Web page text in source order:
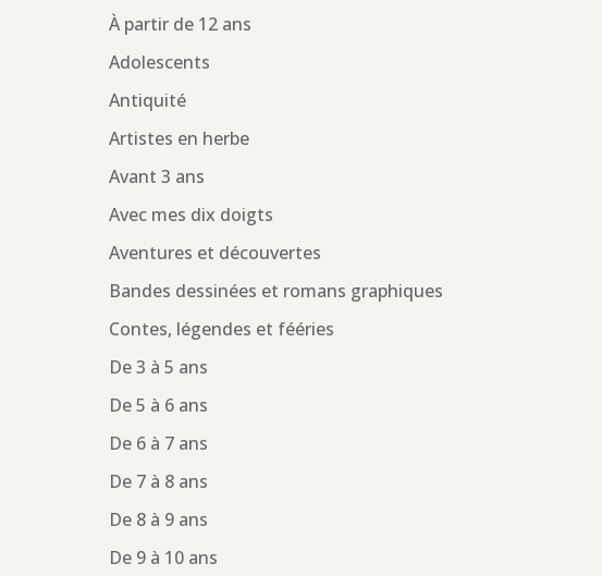
À partir de 12 ans
Adolescents
Antiquité
Artistes en herbe
Avant 3 ans
Avec mes dix doigts
Aventures et découvertes
Bandes dessinées et romans graphiques
Contes, légendes et fééries
De 3 à 5 ans
De 5 à 6 ans
De 6 à 7 ans
De 7 à 8 ans
De 8 à 9 ans
De 9 à 10 ans